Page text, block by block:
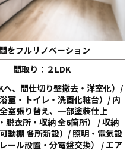
をフルリノベーション
間取り：２LDK
、間仕切り壁撤去・洋室化）/
室・トイレ・洗面化粧台）/ 内
室張り替え、一部塗装仕上
脱衣所・収納 全6箇所） / 収納
動棚 各所新設）/ 照明・電気設
ール設置・分電盤交換） / エア